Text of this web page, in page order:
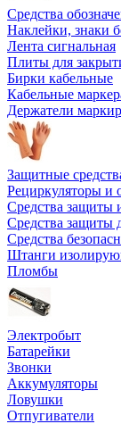
Средства
Наклейки, знаки
Лента сигнальная
Плиты для
Бирки кабельные
Кабельные
Держатели
Защитные
Рециркуляторы и
Средства защиты
Средства защиты
Средства
Штанги
Пломбы
Электробыт
Батарейки
Звонки
Аккумуляторы
Ловушки
Отпугиватели